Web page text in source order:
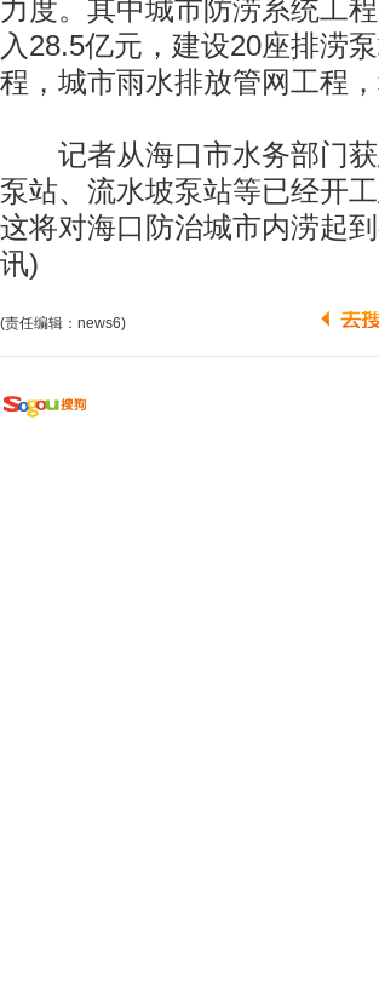
力度。其中城市防涝系统工
入28.5亿元，建设20座排涝
程，城市雨水排放管网工程
记者从海口市水务部门获
泵站、流水坡泵站等已经开
这将对海口防治城市内涝起
讯)
(责任编辑：news6)